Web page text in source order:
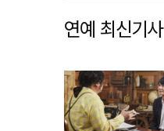
연예 최신기사